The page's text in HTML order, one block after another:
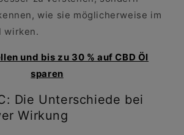
wie sie möglicherweise im
wirken.
und bis zu 30 % auf CBD Öl
sparen
Die Unterschiede bei
Wirkung